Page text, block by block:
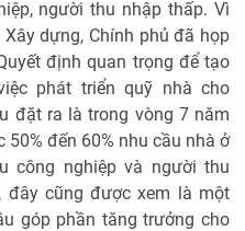
người thu nhập thấp. Vì
dựng, Chính phủ đã họp
định quan trọng để tạo
phát triển quỹ nhà cho
đặt ra là trong vòng 7 năm
đến 60% nhu cầu nhà ở
công nghiệp và người thu
đây cũng được xem là một
góp phần tăng trưởng cho